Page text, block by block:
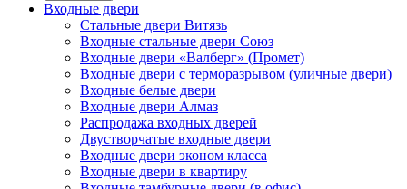
Входные двери
Стальные двери Витязь
Входные стальные двери Союз
Входные двери «Валберг» (Промет)
Входные двери с терморазрывом (уличные двери)
Входные белые двери
Входные двери Алмаз
Распродажа входных дверей
Двустворчатые входные двери
Входные двери эконом класса
Входные двери в квартиру